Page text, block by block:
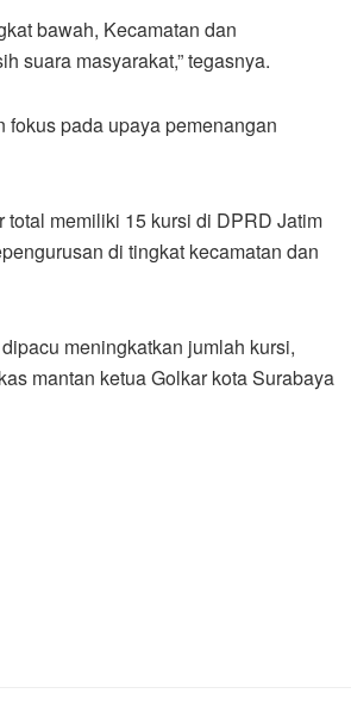
bawah, Kecamatan dan
suara masyarakat,” tegasnya.
fokus pada upaya pemenangan
memiliki 15 kursi di DPRD Jatim
di tingkat kecamatan dan
meningkatkan jumlah kursi,
mantan ketua Golkar kota Surabaya